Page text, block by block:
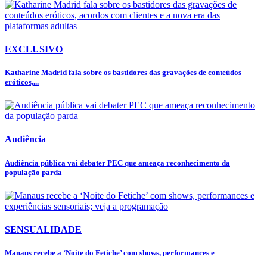
EXCLUSIVO
Katharine Madrid fala sobre os bastidores das gravações de conteúdos
eróticos,...
Audiência
Audiência pública vai debater PEC que ameaça reconhecimento da
população parda
SENSUALIDADE
Manaus recebe a ‘Noite do Fetiche’ com shows, performances e